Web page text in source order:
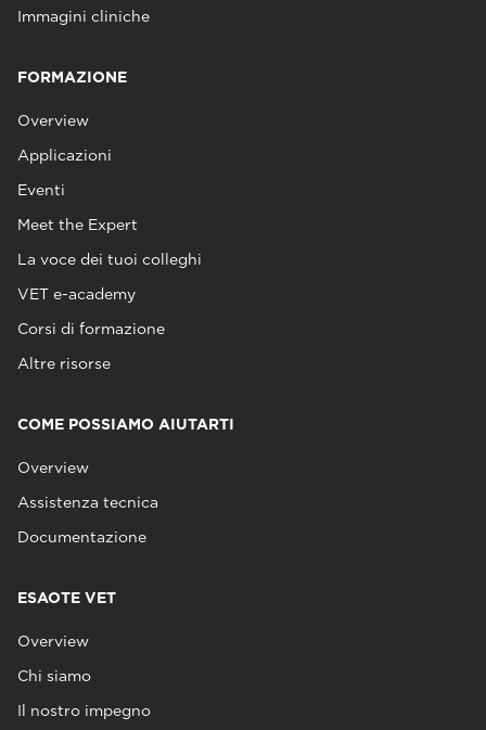
Immagini cliniche
FORMAZIONE
Overview
Applicazioni
Eventi
Meet the Expert
La voce dei tuoi colleghi
VET e-academy
Corsi di formazione
Altre risorse
COME POSSIAMO AIUTARTI
Overview
Assistenza tecnica
Documentazione
ESAOTE VET
Overview
Chi siamo
Il nostro impegno